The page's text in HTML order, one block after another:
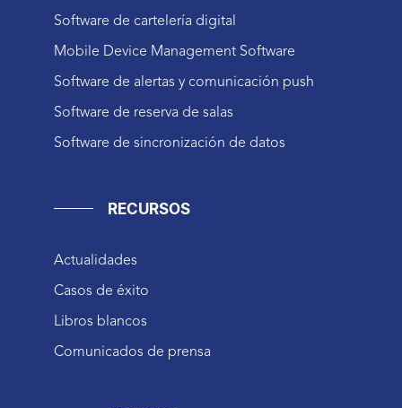
Software de cartelería digital
Mobile Device Management Software
Software de alertas y comunicación push
Software de reserva de salas
Software de sincronización de datos
RECURSOS
Actualidades
Casos de éxito
Libros blancos
Comunicados de prensa